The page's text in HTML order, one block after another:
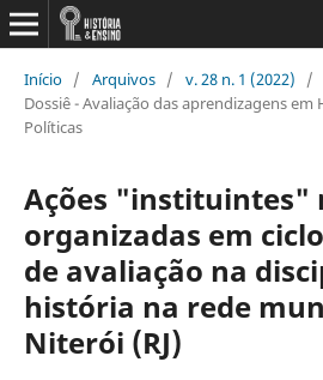
Início / Arquivos / v. 28 n. 1 (2022)
/
Dossiê - Avaliação das aprendizagens em
Políticas
Ações "instituintes"
organizadas em
de avaliação na
história na rede
Niterói (RJ)